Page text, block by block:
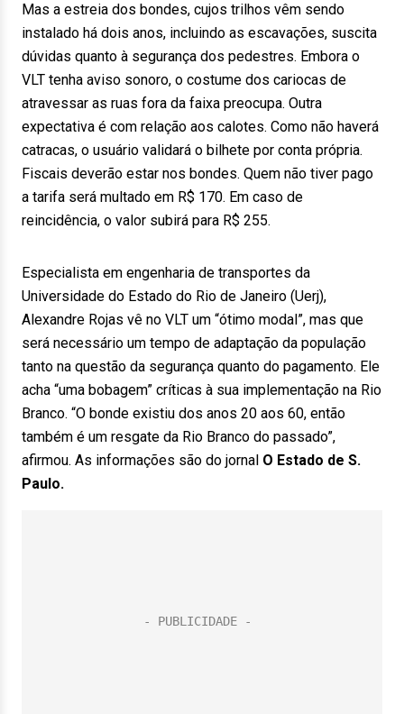
Mas a estreia dos bondes, cujos trilhos vêm sendo
instalado há dois anos, incluindo as escavações, suscita
dúvidas quanto à segurança dos pedestres. Embora o
VLT tenha aviso sonoro, o costume dos cariocas de
atravessar as ruas fora da faixa preocupa. Outra
expectativa é com relação aos calotes. Como não haverá
catracas, o usuário validará o bilhete por conta própria.
Fiscais deverão estar nos bondes. Quem não tiver pago
a tarifa será multado em R$ 170. Em caso de
reincidência, o valor subirá para R$ 255.
Especialista em engenharia de transportes da
Universidade do Estado do Rio de Janeiro (Uerj),
Alexandre Rojas vê no VLT um “ótimo modal”, mas que
será necessário um tempo de adaptação da população
tanto na questão da segurança quanto do pagamento. Ele
acha “uma bobagem” críticas à sua implementação na Rio
Branco. “O bonde existiu dos anos 20 aos 60, então
também é um resgate da Rio Branco do passado”,
afirmou. As informações são do jornal O Estado de S.
Paulo.